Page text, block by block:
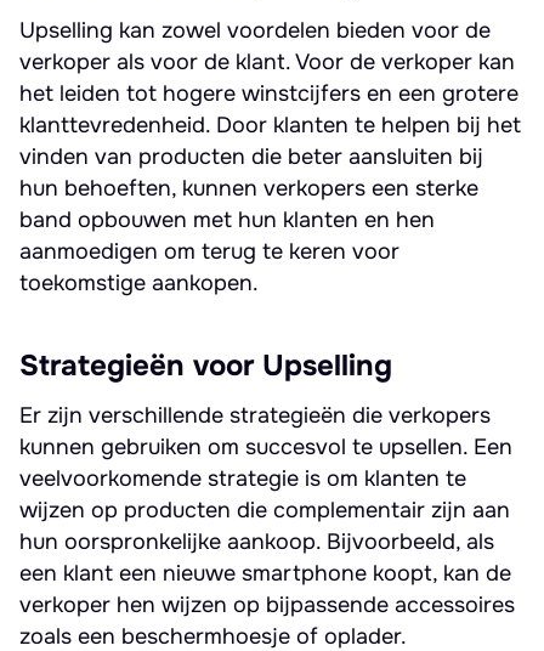
Upselling kan zowel voordelen bieden voor de
verkoper als voor de klant. Voor de verkoper kan
het leiden tot hogere winstcijfers en een grotere
klanttevredenheid. Door klanten te helpen bij het
vinden van producten die beter aansluiten bij
hun behoeften, kunnen verkopers een sterke
band opbouwen met hun klanten en hen
aanmoedigen om terug te keren voor
toekomstige aankopen.
Strategieën voor Upselling
Er zijn verschillende strategieën die verkopers
kunnen gebruiken om succesvol te upsellen. Een
veelvoorkomende strategie is om klanten te
wijzen op producten die complementair zijn aan
hun oorspronkelijke aankoop. Bijvoorbeeld, als
een klant een nieuwe smartphone koopt, kan de
verkoper hen wijzen op bijpassende accessoires
zoals een beschermhoesje of oplader.